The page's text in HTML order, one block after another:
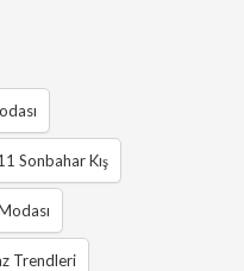
Sonbahar Kış
Trendleri